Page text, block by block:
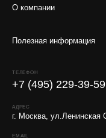
О компании
Полезная информация
ТЕЛЕФОН
+7 (495) 229-39-59
АДРЕС
г. Москва, ул.Ленинская
EMAIL